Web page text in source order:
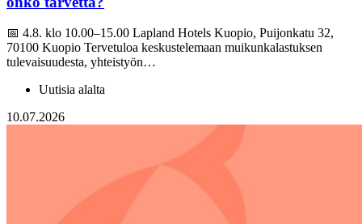
📅 4.8. klo 10.00–15.00 Lapland Hotels Kuopio, Puijonkatu 32,
70100 Kuopio Tervetuloa keskustelemaan muikunkalastuksen
tulevaisuudesta, yhteistyön…
Uutisia alalta
10.07.2026